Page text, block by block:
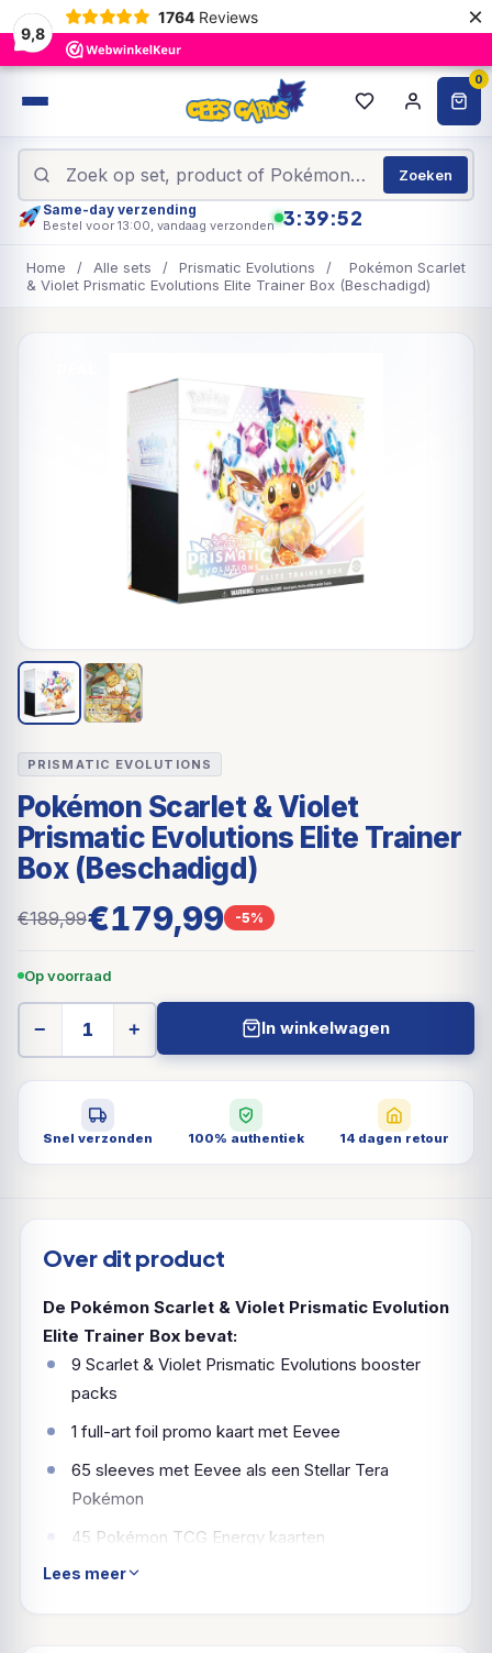
9,8
1764 Reviews ×
0
Zoeken
Same-day verzending
Bestel voor 13:00, vandaag verzonden 3:39:52
Home / Alle sets / Prismatic Evolutions /
Pokémon Scarlet
& Violet Prismatic Evolutions Elite Trainer Box (Beschadigd)
PRISMATIC EVOLUTIONS
Pokémon Scarlet & Violet
Prismatic Evolutions Elite Trainer
Box (Beschadigd)
€189,99€179,99 -5%
Op voorraad
− + In winkelwagen
Snel verzonden 100% authentiek 14 dagen retour
Over dit product
De Pokémon Scarlet & Violet Prismatic Evolution
Elite Trainer Box bevat:
9 Scarlet & Violet Prismatic Evolutions booster
packs
1 full-art foil promo kaart met Eevee
65 sleeves met Eevee als een Stellar Tera
Pokémon
45 Pokémon TCG Energy kaarten
Een handleiding voor de Scarlet & Violet -
Lees meer